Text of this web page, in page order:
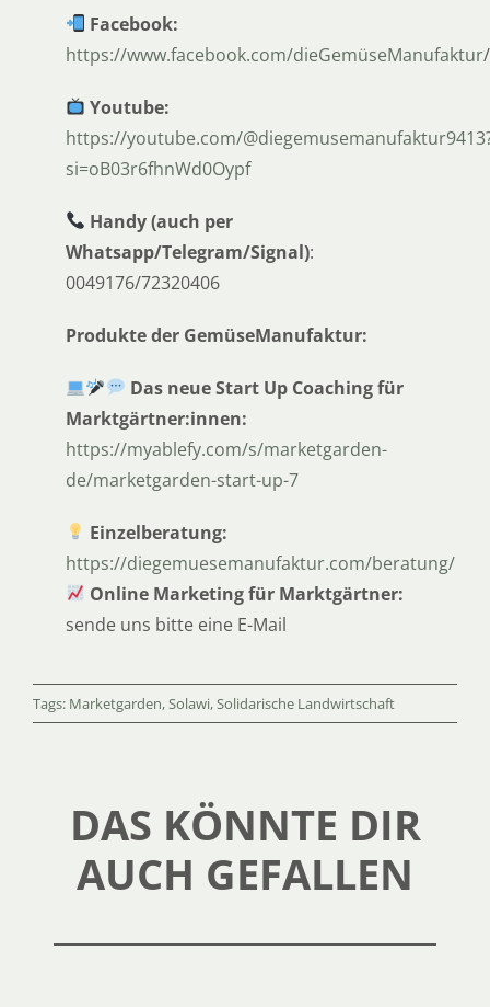
Facebook:
https://www.facebook.com/dieGemüseManufaktur/
Youtube:
https://youtube.com/
si=oB03r6fhnWd0Oypf
Handy(auch per
Whatsapp/Telegram/Signal):
0049176/72320406
Produkte der GemüseManufaktur:
Das neue Start Up Coaching für
Marktgärtner:innen:
https://myablefy.com/s/marketgarden-
de/marketgarden-start-up-7
Einzelberatung:
https://diegemuesemanufaktur.com/beratung/
Online Marketing für Marktgärtner:
sende uns bitte eine E-Mail
Tags: Marketgarden,Solawi,Solidarische Landwirtschaft
DAS KÖNNTE DIR
AUCH GEFALLEN